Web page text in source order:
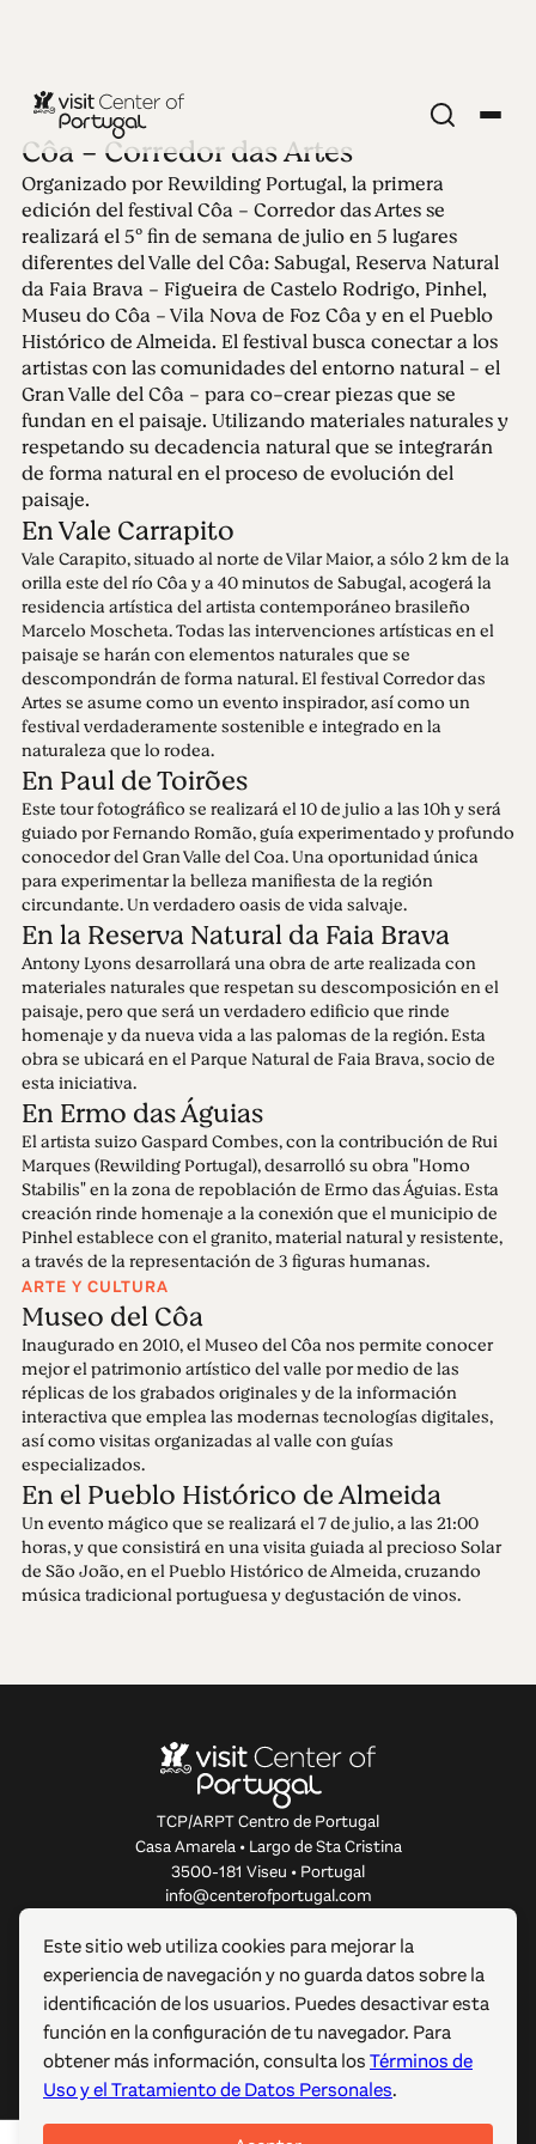
Edición 75 - Côa -
Corredor das Artes
29.05.2023 • 11.06.2023
Organizado por Rewilding Portugal, la primera
edición del festival Côa - Corredor das Artes se
realizará el 5º fin de semana de julio en 5 lugares
diferentes del Valle del Côa.
Côa - Corredor das Artes
Organizado por Rewilding Portugal, la primera
edición del festival Côa - Corredor das Artes se
realizará el 5º fin de semana de julio en 5 lugares
diferentes del Valle del Côa: Sabugal, Reserva Natural
da Faia Brava - Figueira de Castelo Rodrigo, Pinhel,
Museu do Côa - Vila Nova de Foz Côa y en el Pueblo
Histórico de Almeida. El festival busca conectar a los
artistas con las comunidades del entorno natural - el
Gran Valle del Côa - para co-crear piezas que se
fundan en el paisaje. Utilizando materiales naturales y
respetando su decadencia natural que se integrarán
de forma natural en el proceso de evolución del
paisaje.
En Vale Carrapito
Vale Carapito, situado al norte de Vilar Maior, a sólo 2 km de la
orilla este del río Côa y a 40 minutos de Sabugal, acogerá la
residencia artística del artista contemporáneo brasileño
Marcelo Moscheta. Todas las intervenciones artísticas en el
paisaje se harán con elementos naturales que se
descompondrán de forma natural. El festival Corredor das
Artes se asume como un evento inspirador, así como un
festival verdaderamente sostenible e integrado en la
naturaleza que lo rodea.
En Paul de Toirões
Este tour fotográfico se realizará el 10 de julio a las 10h y será
guiado por Fernando Romão, guía experimentado y profundo
conocedor del Gran Valle del Coa. Una oportunidad única
para experimentar la belleza manifiesta de la región
circundante. Un verdadero oasis de vida salvaje.
En la Reserva Natural da Faia Brava
Antony Lyons desarrollará una obra de arte realizada con
materiales naturales que respetan su descomposición en el
paisaje, pero que será un verdadero edificio que rinde
homenaje y da nueva vida a las palomas de la región. Esta
obra se ubicará en el Parque Natural de Faia Brava, socio de
esta iniciativa.
En Ermo das Águias
El artista suizo Gaspard Combes, con la contribución de Rui
Marques (Rewilding Portugal), desarrolló su obra "Homo
Stabilis" en la zona de repoblación de Ermo das Águias. Esta
creación rinde homenaje a la conexión que el municipio de
Pinhel establece con el granito, material natural y resistente,
a través de la representación de 3 figuras humanas.
ARTE Y CULTURA
Museo del Côa
Inaugurado en 2010, el Museo del Côa nos permite conocer
mejor el patrimonio artístico del valle por medio de las
réplicas de los grabados originales y de la información
interactiva que emplea las modernas tecnologías digitales,
así como visitas organizadas al valle con guías
especializados.
En el Pueblo Histórico de Almeida
Un evento mágico que se realizará el 7 de julio, a las 21:00
horas, y que consistirá en una visita guiada al precioso Solar
de São João, en el Pueblo Histórico de Almeida, cruzando
música tradicional portuguesa y degustación de vinos.
TCP/ARPT Centro de Portugal
Casa Amarela • Largo de Sta Cristina
3500-181 Viseu • Portugal
info@centerofportugal.com
SOBRE ESTE SITIO WEB
ENLACES ÚTILES
SÍGUENOS
Este sitio web utiliza cookies para mejorar la
experiencia de navegación y no guarda datos sobre la
identificación de los usuarios. Puedes desactivar esta
función en la configuración de tu navegador. Para
obtener más información, consulta losTérminos de
Uso y el Tratamiento de Datos Personales.